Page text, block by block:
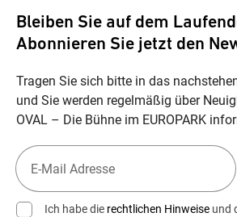
Bleiben Sie auf dem
Abonnieren Sie jetzt den
Tragen Sie sich bitte in das
und Sie werden regelmäßig über
OVAL – Die Bühne im EUROPARK
Ich habe die rechtlichen Hinweise und